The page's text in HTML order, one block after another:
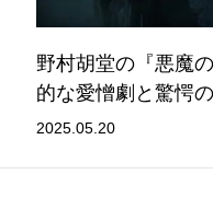
野村胡堂の『悪魔
的な愛憎劇と驚愕の
2025.05.20